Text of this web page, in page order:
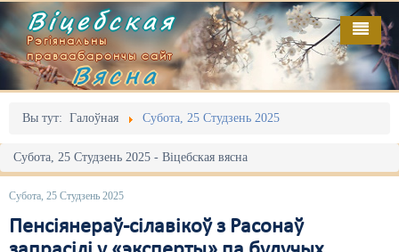
Віцебская
Рэгіянальны
праваабарончы сайт
Вясна
Вы тут: Галоўная Субота, 25 Студзень 2025
Субота, 25 Студзень 2025 - Віцебская вясна
Субота, 25 Студзень 2025
Пенсіянераў-сілавікоў з Расонаў
Галоўная
Адміністрацыйны перасьлед
Акцыі
Выбары
Выданьні
Відэа
Пра нас